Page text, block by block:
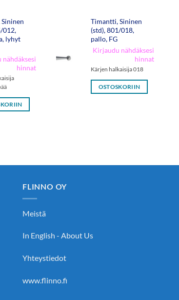
012,
lyhyt
hinnat
Timantti, Sininen
(std), 801/018,
pallo, FG
Kirjaudu nähdäksesi
hinnat
Kärjen halkaisija 018
OSTOSKORIIN
FLINNO OY
Meistä
In English - About Us
Yhteystiedot
www.flinno.fi